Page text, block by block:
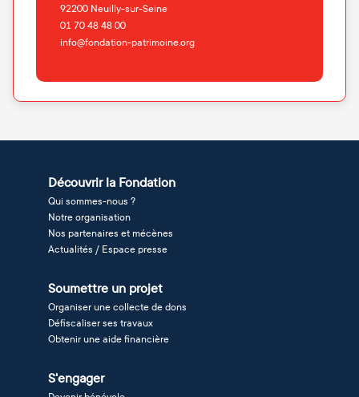
92200 Neuilly-sur-Seine
01 70 48 48 00
info@fondation-patrimoine.org
Découvrir la Fondation
Qui sommes-nous ?
Notre organisation
Nos partenaires et mécènes
Actualités / Espace presse
Soumettre un projet
Organiser une collecte de dons
Défiscaliser ses travaux
Obtenir une aide financière
S'engager